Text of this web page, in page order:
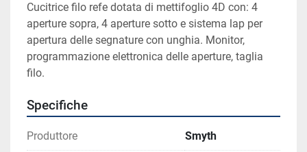
Cucitrice filo refe dotata di mettifoglio 4D con: 4
aperture sopra, 4 aperture sotto e sistema lap per
apertura delle segnature con unghia. Monitor,
programmazione elettronica delle aperture, taglia
filo.
Specifiche
Produttore Smyth